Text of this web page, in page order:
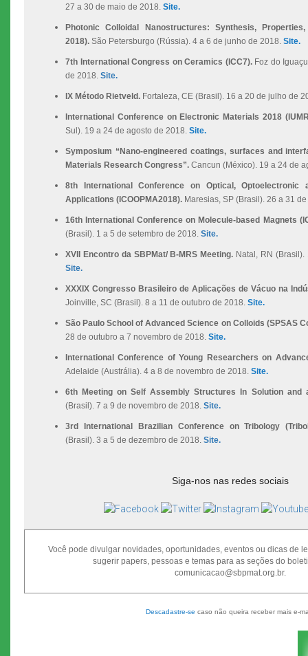
27 a 30 de maio de 2018. Site.
Photonic Colloidal Nanostructures: Synthesis,
2018). São Petersburgo (Rússia). 4 a 6 de junho de 2018. Site.
7th International Congress on Ceramics (ICC7). Foz do
de 2018. Site.
IX Método Rietveld. Fortaleza, CE (Brasil). 16 a 20 de julho de
International Conference on Electronic Materials 2018
Sul). 19 a 24 de agosto de 2018. Site.
Symposium “Nano-engineered coatings, surfaces and
Materials Research Congress”. Cancun (México). 19 a 24 de
8th International Conference on Optical, Optoelectronic
Applications (ICOOPMA2018). Maresias, SP (Brasil). 26 a 31
16th International Conference on Molecule-based Magnets
(Brasil). 1 a 5 de setembro de 2018. Site.
XVII Encontro da SBPMat/ B-MRS Meeting. Natal, RN
Site.
XXXIX Congresso Brasileiro de Aplicações de Vácuo na
Joinville, SC (Brasil). 8 a 11 de outubro de 2018. Site.
São Paulo School of Advanced Science on Colloids (SPSAS
28 de outubro a 7 novembro de 2018. Site.
International Conference of Young Researchers on
Adelaide (Austrália). 4 a 8 de novembro de 2018. Site.
6th Meeting on Self Assembly Structures In Solution and
(Brasil). 7 a 9 de novembro de 2018. Site.
3rd International Brazilian Conference on Tribology
(Brasil). 3 a 5 de dezembro de 2018. Site.
Siga-nos nas redes sociais
Você pode divulgar novidades, oportunidades, eventos ou dicas de
sugerir papers, pessoas e temas para as seções do
comunicacao@sbpmat.org.br.
Descadastre-se caso não queira receber mais e-